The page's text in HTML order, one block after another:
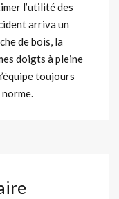
l’utilité des
arriva un
de bois, la
doigts à pleine
toujours
norme.